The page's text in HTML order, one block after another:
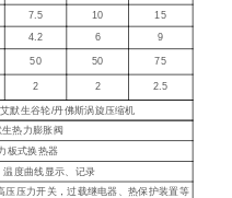
7.5 10
15
4.2 6
9
50 50 75
2 2 2.5
艾默生谷轮/丹佛斯涡旋压缩机
热力膨胀阀
板式换热器
温度曲线显示、记录
压压力开关，过载继电器、热保护装置等